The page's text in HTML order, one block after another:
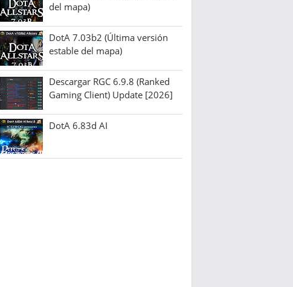
del mapa)
DotA 7.03b2 (Última versión
estable del mapa)
Descargar RGC 6.9.8 (Ranked
Gaming Client) Update [2026]
DotA 6.83d AI